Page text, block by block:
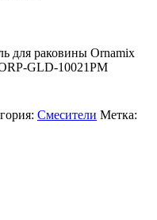
для раковины Ornamix
GLD-10021PM
Смесители Метка: